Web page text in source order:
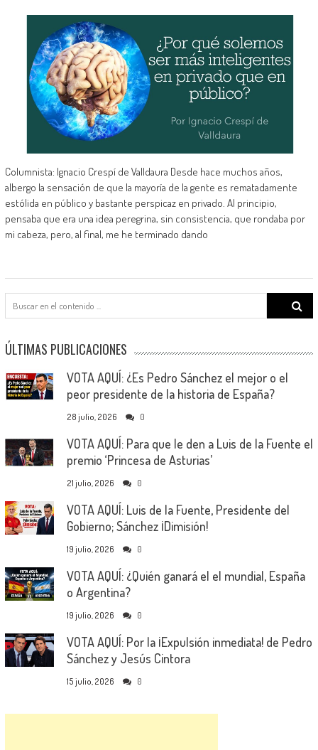
Columnista: Ignacio Crespí de Valldaura Desde hace muchos años,
albergo la sensación de que la mayoría de la gente es rematadamente
estólida en público y bastante perspicaz en privado. Al principio,
pensaba que era una idea peregrina, sin consistencia, que rondaba por
mi cabeza, pero, al final, me he terminado dando
Search
for:
ÚLTIMAS PUBLICACIONES
VOTA AQUÍ: ¿Es Pedro Sánchez el mejor o el
peor presidente de la historia de España?
28 julio, 2026 0
VOTA AQUÍ: Para que le den a Luis de la Fuente el
premio ‘Princesa de Asturias’
21 julio, 2026 0
VOTA AQUÍ: Luis de la Fuente, Presidente del
Gobierno; Sánchez ¡Dimisión!
19 julio, 2026 0
VOTA AQUÍ: ¿Quién ganará el el mundial, España
o Argentina?
19 julio, 2026 0
VOTA AQUÍ: Por la ¡Expulsión inmediata! de Pedro
Sánchez y Jesús Cintora
15 julio, 2026 0